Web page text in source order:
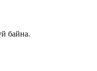
байна.